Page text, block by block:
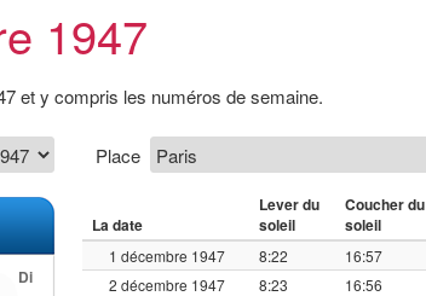
1947
et y compris les numéros de semaine.
Di
Place
La date
Lever du
soleil
Coucher du
soleil
1 décembre 1947 8:22 16:57
2 décembre 1947
8:23 16:56